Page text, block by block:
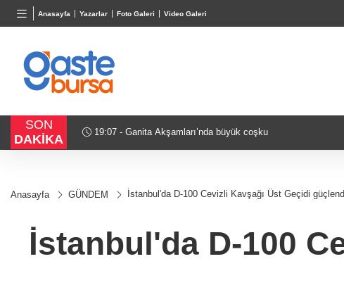
Anasayfa Yazarlar Foto Galeri Video Galeri
BGN
27,9743 %-0,22
VND
0,0018%0,32
SON
DAKİKA
18:51 - Akustik sahne yaz akşamlarına ritim katıyor
Anasayfa GÜNDEM İstanbul'da D-100 Cevizli Kavşağı Üst Geçidi
İstanbul'da D-100